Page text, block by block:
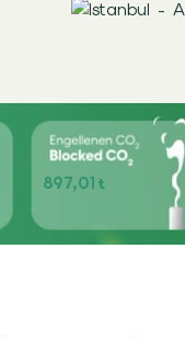
897,01 t